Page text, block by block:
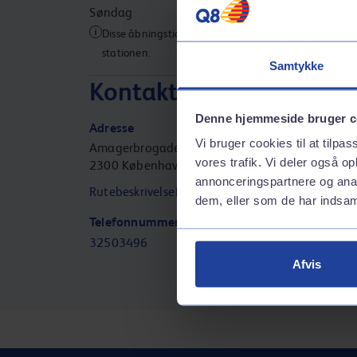
Samtykke
Denne hjemmeside bruger
Vi bruger cookies til at
vores trafik. Vi deler også
annonceringspartnere og
dem, eller som de har
Afvis
Søndag
Disse åbningstider gælder muligvis ikke for alle
stationen.
Kontaktinformation
Adresse
Amagerbrogade 289
2300 København s
Rutebeskrivelse
Telefonnummer
32503496